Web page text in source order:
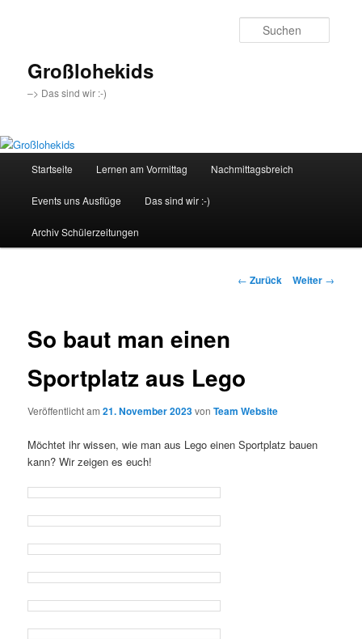
Großlohekids
–> Das sind wir :-)
Startseite Lernen am Vormittag Nachmittagsbreich
Events uns Ausflüge Das sind wir :-)
Archiv Schülerzeitungen
Beitragsnavigation
← Zurück Weiter →
So baut man einen
Sportplatz aus Lego
Veröffentlicht am21. November 2023vonTeam Website
Möchtet ihr wissen, wie man aus Lego einen Sportplatz bauen
kann? Wir zeigen es euch!